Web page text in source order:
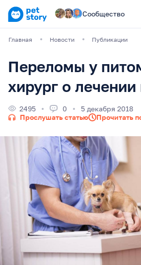
Сообщество
Главная Новости Публикации
Переломы у
хирург о лечении
2495 0
5 декабря 2018
Прослушать статью
Прочитать